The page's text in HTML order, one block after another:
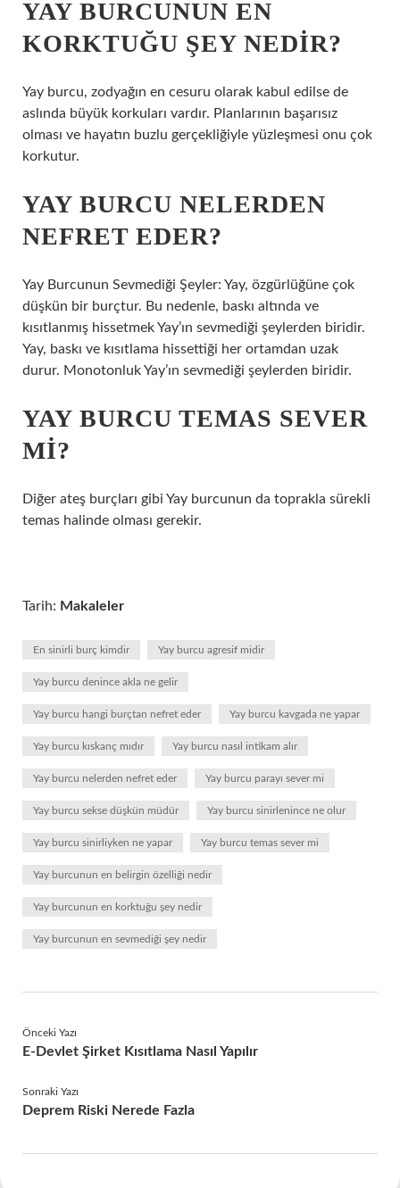
YAY BURCUNUN EN
KORKTUĞU ŞEY NEDIR?
Yay burcu, zodyağın en cesuru olarak kabul edilse de
aslında büyük korkuları vardır. Planlarının başarısız
olması ve hayatın buzlu gerçekliğiyle yüzleşmesi onu çok
korkutur.
YAY BURCU NELERDEN
NEFRET EDER?
Yay Burcunun Sevmediği Şeyler: Yay, özgürlüğüne çok
düşkün bir burçtur. Bu nedenle, baskı altında ve
kısıtlanmış hissetmek Yay’ın sevmediği şeylerden biridir.
Yay, baskı ve kısıtlama hissettiği her ortamdan uzak
durur. Monotonluk Yay’ın sevmediği şeylerden biridir.
YAY BURCU TEMAS SEVER
MI?
Diğer ateş burçları gibi Yay burcunun da toprakla sürekli
temas halinde olması gerekir.
Tarih: Makaleler
En sinirli burç kimdir Yay burcu agresif midir
Yay burcu denince akla ne gelir
Yay burcu hangi burçtan nefret eder Yay burcu kavgada ne yapar
Yay burcu kıskanç mıdır Yay burcu nasıl intikam alır
Yay burcu nelerden nefret eder Yay burcu parayı sever mi
Yay burcu sekse düşkün müdür Yay burcu sinirlenince ne olur
Yay burcu sinirliyken ne yapar Yay burcu temas sever mi
Yay burcunun en belirgin özelliği nedir
Yay burcunun en korktuğu şey nedir
Yay burcunun en sevmediği şey nedir
Önceki Yazı
E-Devlet Şirket Kısıtlama Nasıl Yapılır
Sonraki Yazı
Deprem Riski Nerede Fazla